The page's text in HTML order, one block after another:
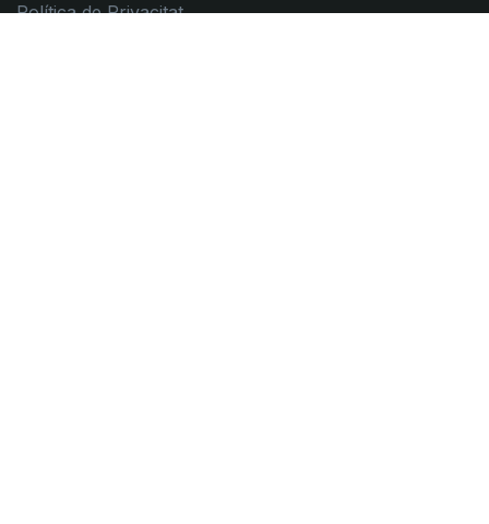
Política de Privacitat